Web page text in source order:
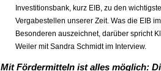
Investitionsbank, kurz EIB, zu den
Vergabestellen unserer Zeit. Was die EIB im
Besonderen auszeichnet, darüber spricht
Weiler mit Sandra Schmidt im Interview.
Mit Fördermitteln ist alles möglich: